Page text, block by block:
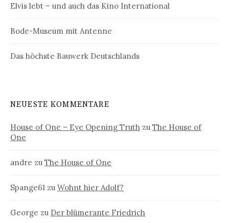
Elvis lebt – und auch das Kino International
Bode-Museum mit Antenne
Das höchste Bauwerk Deutschlands
NEUESTE KOMMENTARE
House of One – Eye Opening Truth zu The House of
One
andre zu The House of One
Spange61 zu Wohnt hier Adolf?
George zu Der blümerante Friedrich